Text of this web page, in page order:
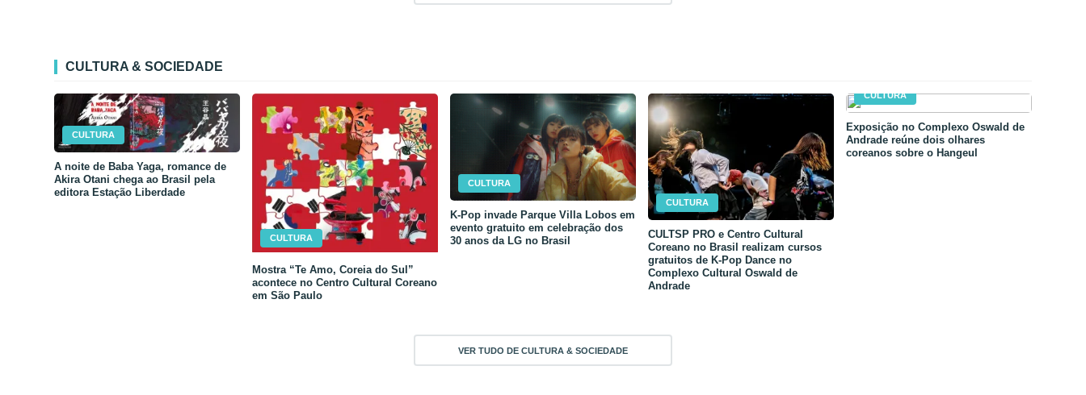
CULTURA & SOCIEDADE
CULTURA
A noite de Baba Yaga, romance de
Akira Otani chega ao Brasil pela
editora Estação Liberdade
CULTURA
Mostra “Te Amo, Coreia do Sul”
acontece no Centro Cultural Coreano
em São Paulo
CULTURA
K-Pop invade Parque Villa Lobos em
evento gratuito em celebração dos
30 anos da LG no Brasil
CULTURA
CULTSP PRO e Centro Cultural
Coreano no Brasil realizam cursos
gratuitos de K-Pop Dance no
Complexo Cultural Oswald de
Andrade
CULTURA
Exposição no Complexo Oswald de
Andrade reúne dois olhares
coreanos sobre o Hangeul
VER TUDO DE CULTURA & SOCIEDADE